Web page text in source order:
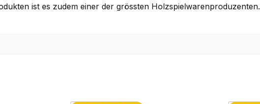
ist es zudem einer der grössten Holzspielwarenproduzenten.